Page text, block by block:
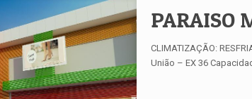
PARAISO
CLIMATIZAÇÃO:
União – EX 36